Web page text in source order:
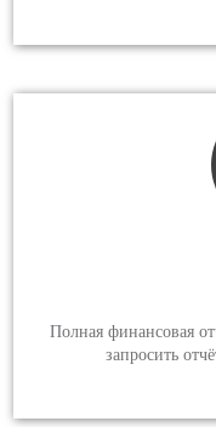
Полная финансовая
запросить